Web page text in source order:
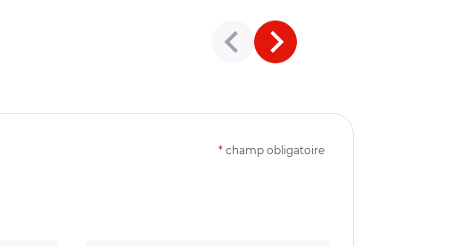
* champ obligatoire